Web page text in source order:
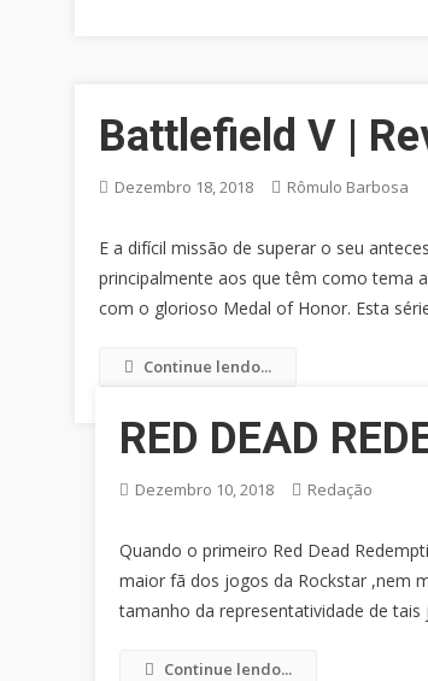
Battlefield V |
Dezembro 18, 2018 Rômulo Barbosa
E a difícil missão de superar o seu
principalmente aos que têm como tema
com o glorioso Medal of Honor. Esta
Continue lendo...
RED DEAD
Dezembro 10, 2018 Redação
Quando o primeiro Red Dead
maior fã dos jogos da Rockstar ,nem
tamanho da representatividade de
Continue lendo...